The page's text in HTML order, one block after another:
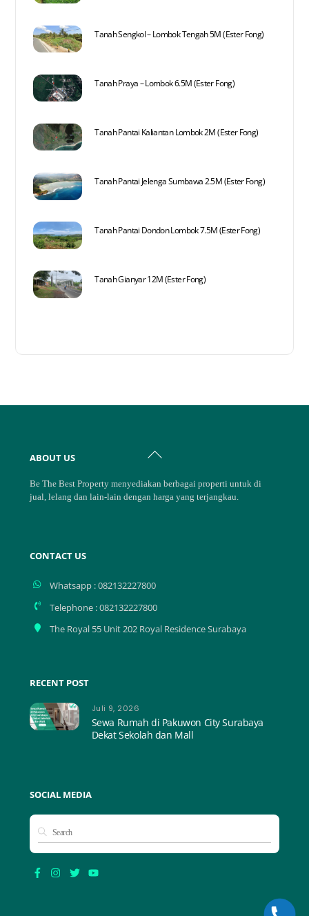
Tanah Sengkol – Lombok Tengah 5M (Ester Fong)
Tanah Praya – Lombok 6.5M (Ester Fong)
Tanah Pantai Kaliantan Lombok 2M (Ester Fong)
Tanah Pantai Jelenga Sumbawa 2.5M (Ester Fong)
Tanah Pantai Dondon Lombok 7.5M (Ester Fong)
Tanah Gianyar 12M (Ester Fong)
To
ABOUT US
Be The Best Property menyediakan berbagai properti untuk di
jual, lelang dan lain-lain dengan harga yang terjangkau.
CONTACT US
Whatsapp : 082132227800
Telephone : 082132227800
The Royal 55 Unit 202 Royal Residence Surabaya
RECENT POST
Juli 9, 2026
Sewa Rumah di Pakuwon City Surabaya
Dekat Sekolah dan Mall
SOCIAL MEDIA